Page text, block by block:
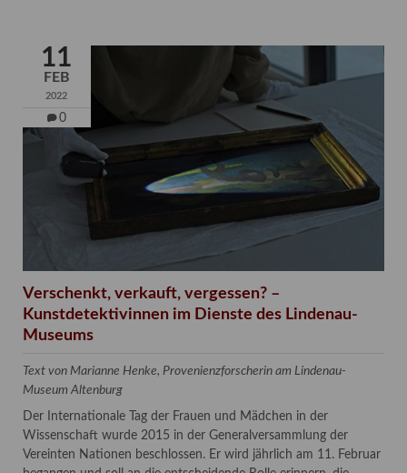
11
FEB
2022
0
Verschenkt, verkauft, vergessen? –
Kunstdetektivinnen im Dienste des Lindenau-
Museums
Text von Marianne Henke, Provenienzforscherin am Lindenau-
Museum Altenburg
Der Internationale Tag der Frauen und Mädchen in der
Wissenschaft wurde 2015 in der Generalversammlung der
Vereinten Nationen beschlossen. Er wird jährlich am 11. Februar